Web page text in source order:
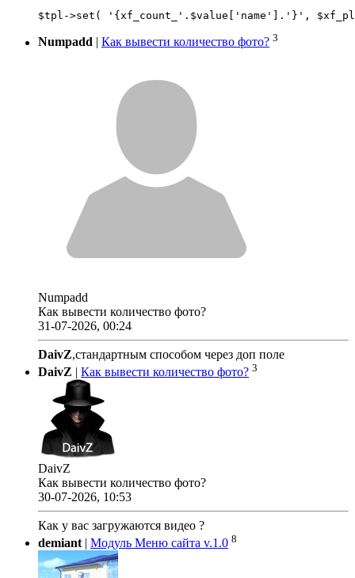
Numpadd Как вывести количество фото? 3
Numpadd
Как вывести количество фото?
31-07-2026, 00:24
DaivZ,стандартным способом через доп поле
DaivZ | Как вывести количество фото? 3
DaivZ
Как вывести количество фото?
30-07-2026, 10:53
Как у вас загружаются видео ?
demiant | Модуль Меню сайта v.1.0 8